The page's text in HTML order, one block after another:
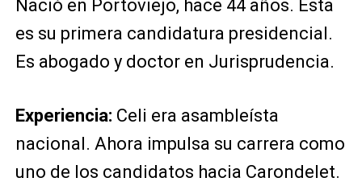
Nació en Portoviejo, hace 44 años. Esta
es su primera candidatura presidencial.
Es abogado y doctor en Jurisprudencia.
Experiencia: Celi era asambleísta
nacional. Ahora impulsa su carrera como
uno de los candidatos hacia Carondelet.